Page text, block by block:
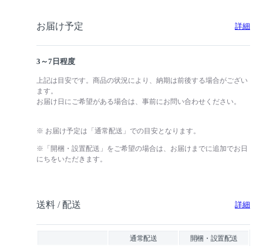
お届け予定 詳細
3～7日程度
上記は目安です。商品の状況により、納期は前後する場合がござい
ます。
お届け日にご希望がある場合は、事前にお問い合わせください。
※ お届け予定は「通常配送」での目安となります。
※「開梱・設置配送」をご希望の場合は、お届けまでに追加でお日
にちをいただきます。
送料 / 配送 詳細
通常配送 開梱・設置配送